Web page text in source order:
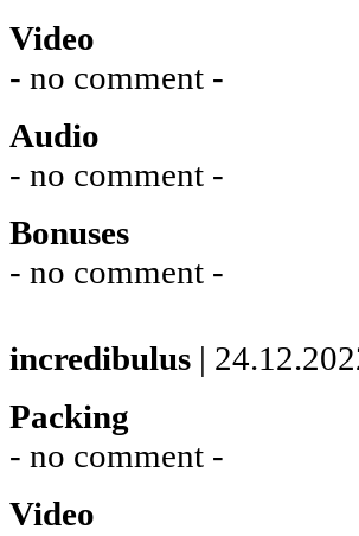
Video
- no comment -
Audio
- no comment -
Bonuses
- no comment -
incredibulus |
Packing
- no comment -
Video